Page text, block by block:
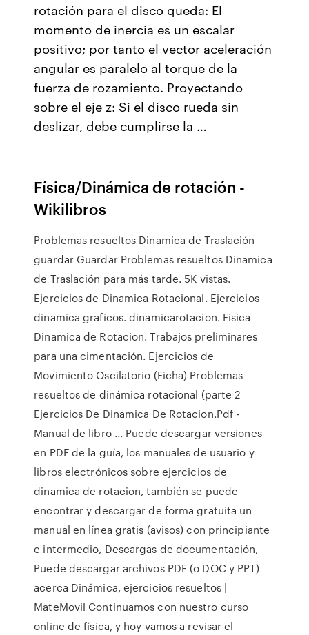
rotación para el disco queda: El
momento de inercia es un escalar
positivo; por tanto el vector aceleración
angular es paralelo al torque de la
fuerza de rozamiento. Proyectando
sobre el eje z: Si el disco rueda sin
deslizar, debe cumplirse la …
Física/Dinámica de rotación -
Wikilibros
Problemas resueltos Dinamica de Traslación
guardar Guardar Problemas resueltos Dinamica
de Traslación para más tarde. 5K vistas.
Ejercicios de Dinamica Rotacional. Ejercicios
dinamica graficos. dinamicarotacion. Fisica
Dinamica de Rotacion. Trabajos preliminares
para una cimentación. Ejercicios de
Movimiento Oscilatorio (Ficha) Problemas
resueltos de dinámica rotacional (parte 2
Ejercicios De Dinamica De Rotacion.Pdf -
Manual de libro ... Puede descargar versiones
en PDF de la guía, los manuales de usuario y
libros electrónicos sobre ejercicios de
dinamica de rotacion, también se puede
encontrar y descargar de forma gratuita un
manual en línea gratis (avisos) con principiante
e intermedio, Descargas de documentación,
Puede descargar archivos PDF (o DOC y PPT)
acerca Dinámica, ejercicios resueltos |
MateMovil Continuamos con nuestro curso
online de física, y hoy vamos a revisar el